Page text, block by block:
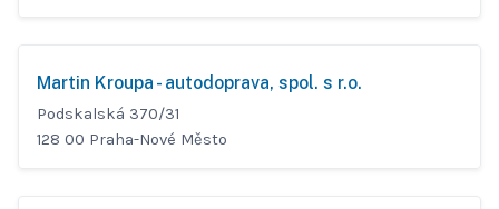
Martin Kroupa - autodoprava, spol. s r.o.
Podskalská 370/31
128 00 Praha-Nové Město